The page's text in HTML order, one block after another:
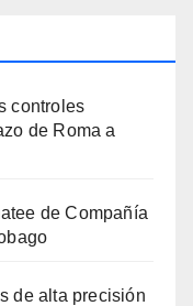
controles
de Roma a
de Compañía
de alta precisión